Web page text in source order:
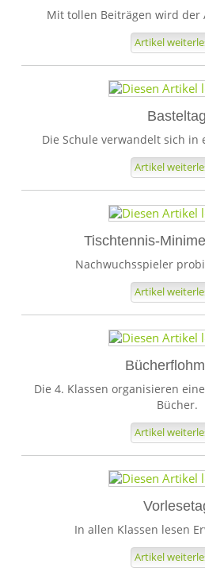
Mit tollen Beiträgen wird der
Artikel
Basteltag
Die Schule verwandelt sich in
Artikel
Tischtennis-
Nachwuchsspieler
Artikel
Die 4. Klassen organisieren
Bücher.
Artikel
In allen Klassen lesen
Artikel